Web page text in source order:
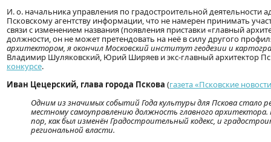
И. о. начальника управления по градостроительной
Псковскому агентству информации, что не намерен принимать
связи с изменением названия (появления приставки «главный
должности, он не может претендовать на неё в силу другого
архитектором, я окончил Московский институт геодезии и
Владимир Шуляковский, Юрий Ширяев и экс-главный архитектор
конкурсе.
Иван Цецерский, глава города Пскова (газета «Псковские
Одним из значимых событий Года культуры для Пскова стало
местному самоуправлению должность главного
пор, как был изменён Градостроительный кодекс, и
региональной власти.